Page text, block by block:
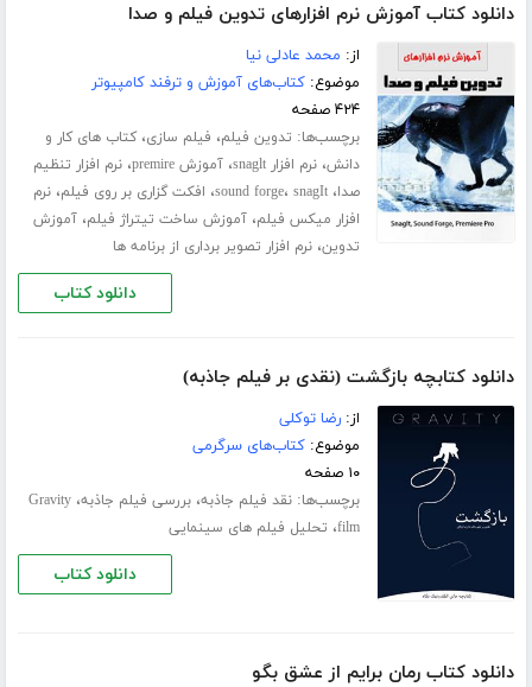
دانلود کتاب آموزش نرم افزارهای تدوین فیلم و صدا
از: محمد عادلی نیا
موضوع:کتاب‌های آموزش و ترفند کامپیوتر
۴۲۴ صفحه
برچسب‌ها: تدوین فیلم، فیلم سازی،کتاب های کار و
دانش،نرم افزار snaglt ،آموزش premire ،نرم افزار تنظیم
صدا، sound forge، snagIt ، افکت گزاری بر روی فیلم،نرم
افزار میکس فیلم،آموزش ساخت تیتراژ فیلم،آموزش
تدوین،نرم افزار تصویر برداری از برنامه ها
دانلود کتاب
دانلود کتابچه بازگشت (نقدی بر فیلم جاذبه)
از:رضا توکلی
موضوع:کتاب‌های سرگرمی
۱۰ صفحه
برچسب‌ها:نقد فیلم جاذبه،بررسی فیلم جاذبه،Gravity
film، تحلیل فیلم های سینمایی
دانلود کتاب
دانلود کتاب رمان برایم از عشق بگو